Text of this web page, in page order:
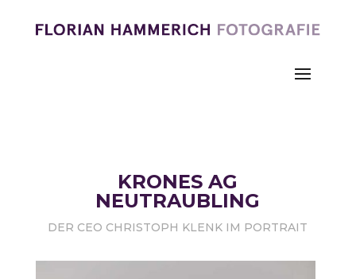
KRONES AG
NEUTRAUBLING
DER CEO CHRISTOPH KLENK IM PORTRAIT